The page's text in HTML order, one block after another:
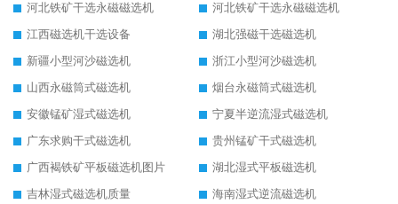
河北铁矿干选永磁磁选机
河北铁矿干选永磁磁选机
江西磁选机干选设备
湖北强磁干选磁选机
新疆小型河沙磁选机
浙江小型河沙磁选机
山西永磁筒式磁选机
烟台永磁筒式磁选机
安徽锰矿湿式磁选机
宁夏半逆流湿式磁选机
广东求购干式磁选机
贵州锰矿干式磁选机
广西褐铁矿平板磁选机图片
湖北湿式平板磁选机
吉林湿式磁选机质量
海南湿式逆流磁选机